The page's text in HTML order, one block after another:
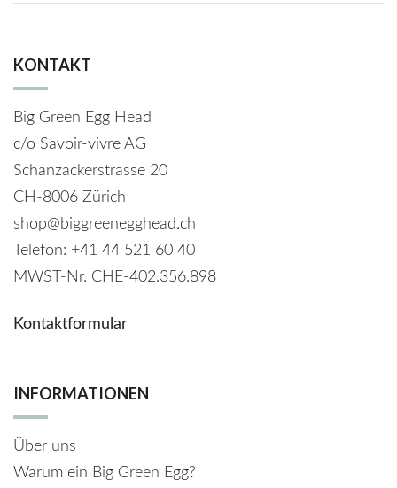
KONTAKT
Big Green Egg Head
c/o Savoir-vivre AG
Schanzackerstrasse 20
CH-8006 Zürich
shop@biggreenegghead.ch
Telefon: +41 44 521 60 40
MWST-Nr. CHE-402.356.898
Kontaktformular
INFORMATIONEN
Über uns
Warum ein Big Green Egg?